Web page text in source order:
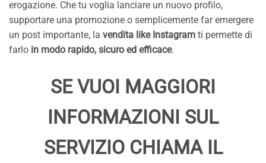
erogazione. Che tu voglia lanciare un nuovo profilo,
supportare una promozione o semplicemente far emergere
un post importante, la vendita like Instagram ti permette di
farlo in modo rapido, sicuro ed efficace.
SE VUOI MAGGIORI
INFORMAZIONI SUL
SERVIZIO CHIAMA IL